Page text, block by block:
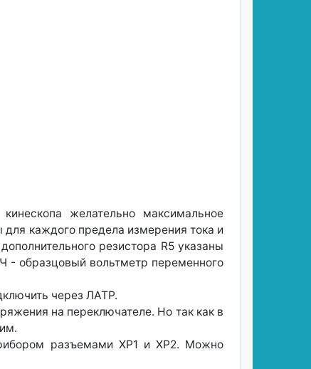
желательно максимальное
каждого предела измерения тока и
резистора R5 указаны
- образцовый вольтметр переменного
через ЛАТР.
на переключателе. Но так как в
разъемами ХР1 и ХР2. Можно